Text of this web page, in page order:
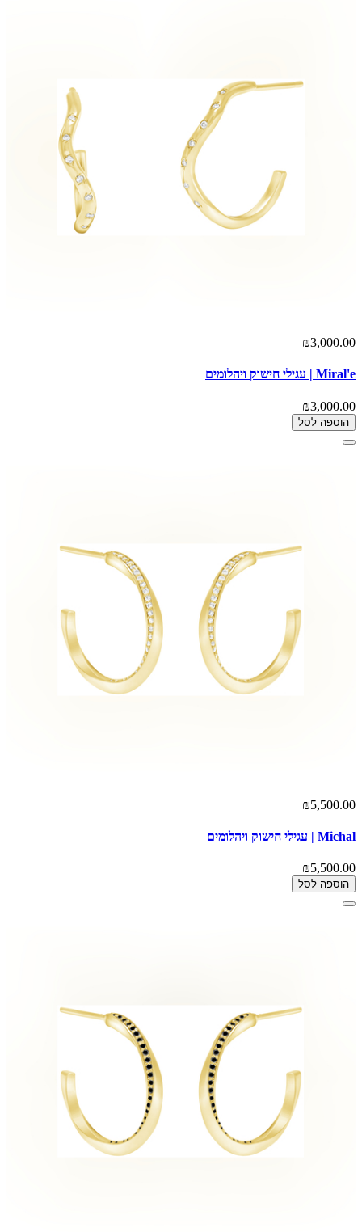
₪3,000.00
Miral'e | עגילי חישוק ויהלומים
₪3,000.00
הוספה לסל
₪5,500.00
Michal | עגילי חישוק ויהלומים
₪5,500.00
הוספה לסל